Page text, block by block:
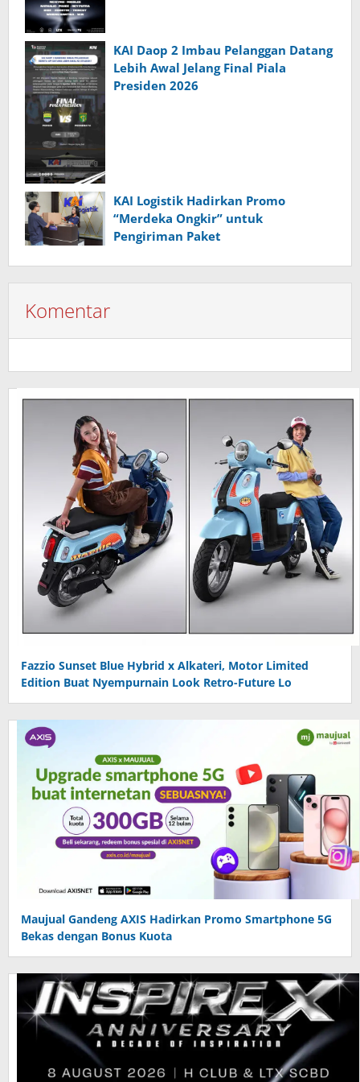
KAI Daop 2 Imbau Pelanggan Datang
Lebih Awal Jelang Final Piala
Presiden 2026
KAI Logistik Hadirkan Promo
“Merdeka Ongkir” untuk
Pengiriman Paket
Komentar
Fazzio Sunset Blue Hybrid x Alkateri, Motor Limited
Edition Buat Nyempurnain Look Retro-Future Lo
Maujual Gandeng AXIS Hadirkan Promo Smartphone 5G
Bekas dengan Bonus Kuota